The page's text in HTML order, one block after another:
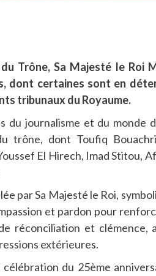
Trône, Sa Majesté le Roi
dont certaines sont en
tribunaux du Royaume.
du journalisme et du monde
trône, dont Toufiq
El Hirech, Imad Stitou,
par Sa Majesté le Roi,
et pardon pour
réconciliation et clémence,
extérieures.
du 25ème